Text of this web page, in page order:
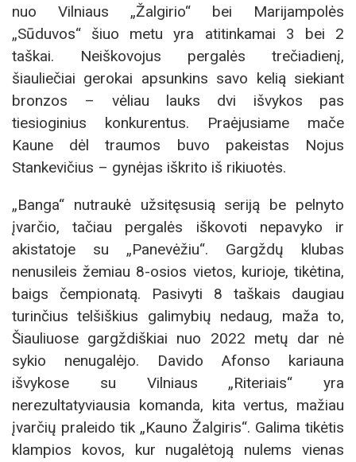
nuo Vilniaus „Žalgirio“ bei Marijampolės
„Sūduvos“ šiuo metu yra atitinkamai 3 bei 2
taškai. Neiškovojus pergalės trečiadienį,
šiauliečiai gerokai apsunkins savo kelią siekiant
bronzos – vėliau lauks dvi išvykos pas
tiesioginius konkurentus. Praėjusiame mače
Kaune dėl traumos buvo pakeistas Nojus
Stankevičius – gynėjas iškrito iš rikiuotės.
„Banga“ nutraukė užsitęsusią seriją be pelnyto
įvarčio, tačiau pergalės iškovoti nepavyko ir
akistatoje su „Panevėžiu“. Gargždų klubas
nenusileis žemiau 8-osios vietos, kurioje, tikėtina,
baigs čempionatą. Pasivyti 8 taškais daugiau
turinčius telšiškius galimybių nedaug, maža to,
Šiauliuose gargždiškiai nuo 2022 metų dar nė
sykio nenugalėjo. Davido Afonso kariauna
išvykose su Vilniaus „Riteriais“ yra
nerezultatyviausia komanda, kita vertus, mažiau
įvarčių praleido tik „Kauno Žalgiris“. Galima tikėtis
klampios kovos, kur nugalėtoją nulems vienas